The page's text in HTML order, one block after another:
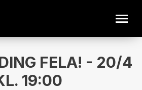
FELA! - 20/4
19:00